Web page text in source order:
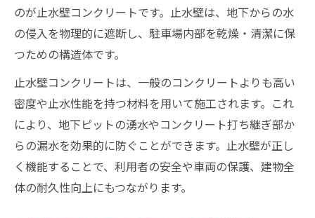
のが止水壁コンクリートです。止水壁は、地下からの水
の侵入を物理的に遮断し、駐車場内部を乾燥・清潔に保
つための構造体です。
止水壁コンクリートは、一般のコンクリートよりも高い
密度や止水性能を持つ材料を用いて施工されます。これ
により、地下ピットの湧水やコンクリート打ち継ぎ部か
らの漏水を効果的に防ぐことができます。止水壁が正し
く機能することで、利用者の安全や車両の保護、建物全
体の耐久性向上にもつながります。